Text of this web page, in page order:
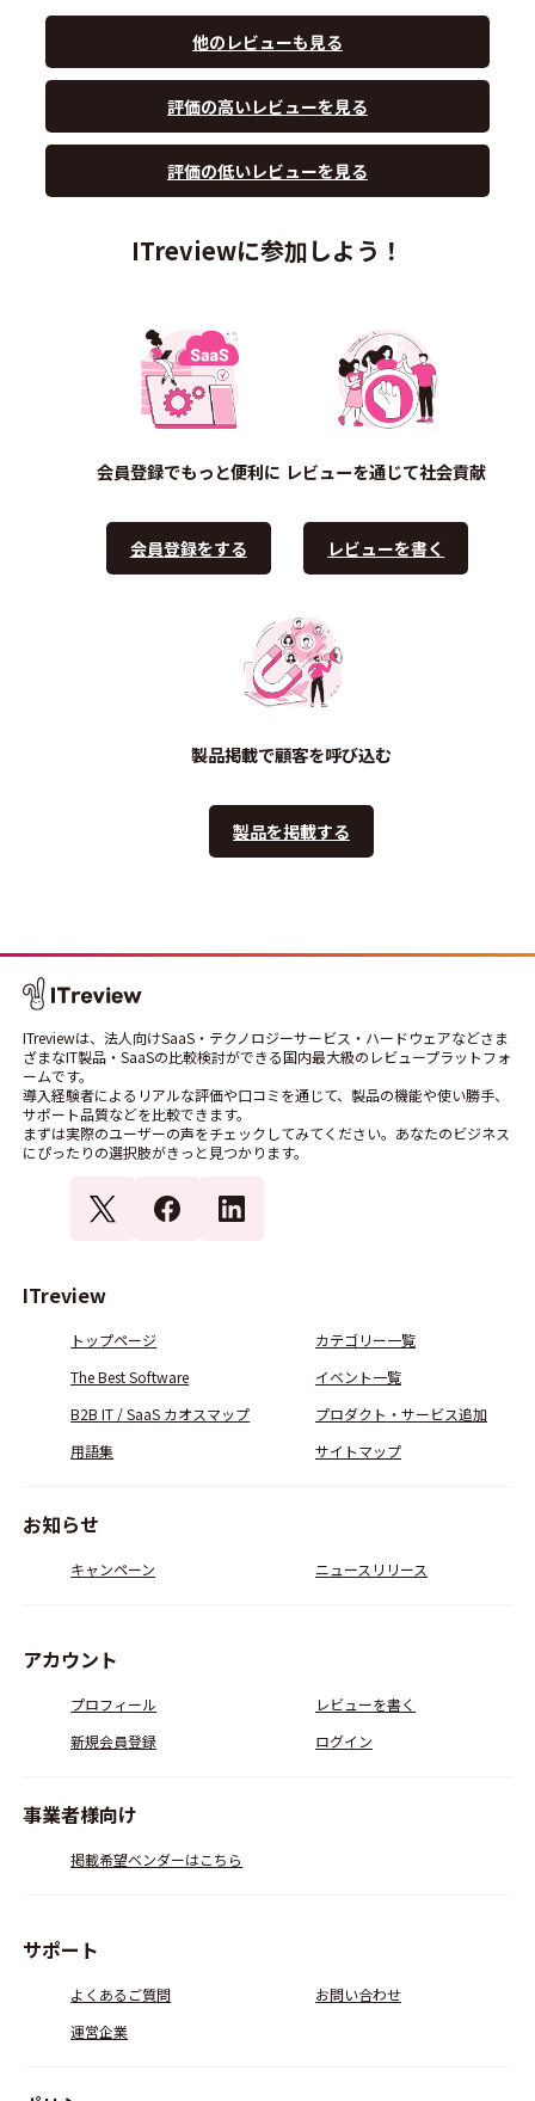
他のレビューも見る
評価の高いレビューを見る
評価の低いレビューを見る
ITreviewに参加しよう！
会員登録でもっと便利に
会員登録をする
レビューを通じて社会貢献
レビューを書く
製品掲載で顧客を呼び込む
製品を掲載する
ITreviewは、法人向けSaaS・テクノロジーサービス・ハードウェアなどさま
ざまなIT製品・SaaSの比較検討ができる国内最大級のレビュープラットフォ
ームです。
導入経験者によるリアルな評価や口コミを通じて、製品の機能や使い勝手、
サポート品質などを比較できます。
まずは実際のユーザーの声をチェックしてみてください。あなたのビジネス
にぴったりの選択肢がきっと見つかります。
ITreview
トップページ
カテゴリー一覧
The Best Software
イベント一覧
B2B IT / SaaS カオスマップ
プロダクト・サービス追加
用語集
サイトマップ
お知らせ
キャンペーン ニュースリリース
アカウント
プロフィール
レビューを書く
新規会員登録
ログイン
事業者様向け
掲載希望ベンダーはこちら
サポート
よくあるご質問
お問い合わせ
運営企業